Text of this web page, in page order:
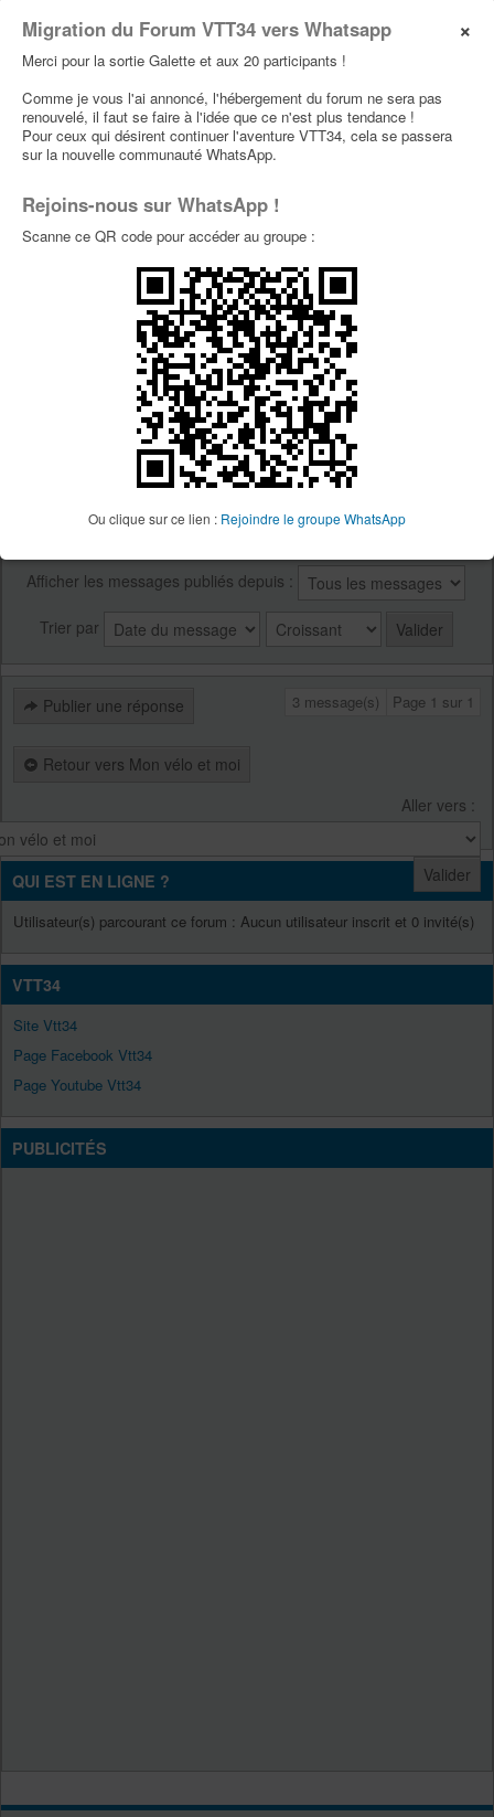
×
Migration du Forum VTT34 vers Whatsapp
Merci pour la sortie Galette et aux 20 participants !
Comme je vous l'ai annoncé, l'hébergement du forum ne sera pas
renouvelé, il faut se faire à l'idée que ce n'est plus tendance !
Pour ceux qui désirent continuer l'aventure VTT34, cela se passera
sur la nouvelle communauté WhatsApp.
Rejoins-nous sur WhatsApp !
Scanne ce QR code pour accéder au groupe :
Ou clique sur ce lien : Rejoindre le groupe WhatsApp
Re: Giant Trance X e+ 3
par le normand » 18 Mai 2023, 19:49
fier de son spad , et de se régaler , même en électrique
robocop reviens ! ...... vite !
robocop , déjà une légende, presque .... un mythe !
Re: Giant Trance X e+ 3
» 19 Mai 2023, 17:19
C'est un super vélo bien suspendu et agile j'en suis très
content, apres pour ce qui est de l'electrique il y a
débat. J'étais longtemps contre mais quant tu y a
Afficher les messages publiés depuis :
Trier par
Publier une réponse 3 message(s) Page 1 sur 1
Retour vers Mon vélo et moi
Aller vers :
QUI EST EN LIGNE ?
Utilisateur(s) parcourant ce forum : Aucun utilisateur inscrit et 0 invité(s)
VTT34
Site Vtt34
Page Facebook Vtt34
Page Youtube Vtt34
PUBLICITÉS